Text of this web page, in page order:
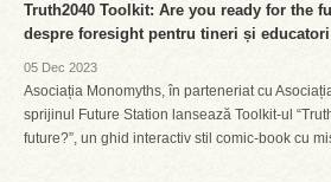
Truth2040 Toolkit: Are you ready for the
despre foresight pentru tineri și educatori
05 Dec 2023
Asociația Monomyths, în parteneriat cu
sprijinul Future Station lansează Toolkit-ul
future?”, un ghid interactiv stil comic-book cu